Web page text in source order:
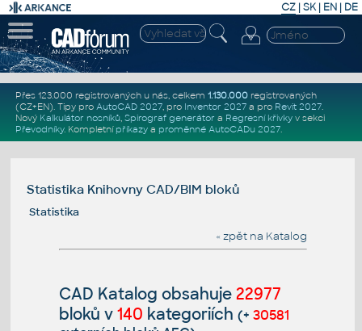
CZ | SK| EN | DE
Přes 123.000 registrovaných u nás, celkem 1.130.000registrovaných
(CZ+EN). Tipy pro AutoCAD 2027, pro Inventor 2027a pro Revit 2027.
Nový Kalkulátor nosníků, Spirograf generátor a Regresní křivkyv sekci
Převodníky. Kompletní příkazya proměnné AutoCADu 2027.
Statistika Knihovny CAD/BIM bloků
Statistika
« zpět na Katalog
CAD Katalog obsahuje 22977
bloků v 140 kategoriích (+ 30581